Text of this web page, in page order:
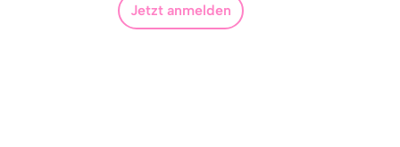
Jetzt anmelden